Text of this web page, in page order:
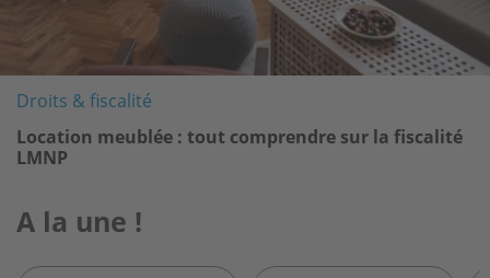
Droits & fiscalité
Location meublée : tout comprendre sur la fiscalité
LMNP
A la une !